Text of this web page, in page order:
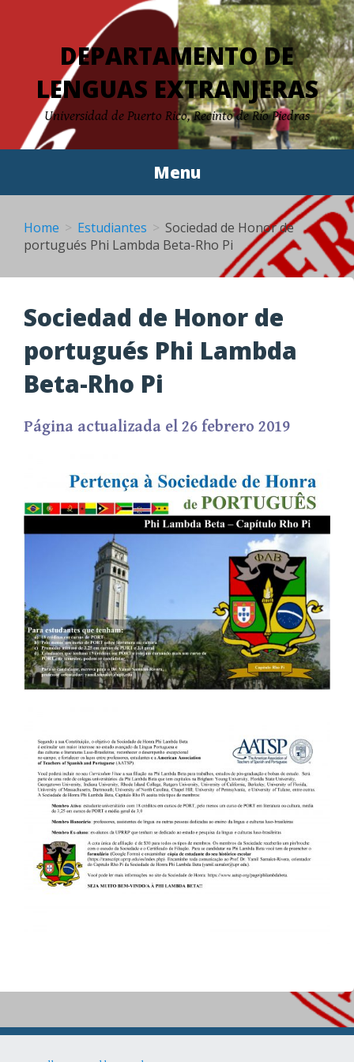
DEPARTAMENTO DE
LENGUAS EXTRANJERAS
Universidad de Puerto Rico, Recinto de Río Piedras
Menu
Home Estudiantes
Sociedad de Honor de
portugués Phi Lambda Beta-Rho Pi
Sociedad de Honor de
portugués Phi Lambda
Beta-Rho Pi
Página actualizada el 26 febrero 2019